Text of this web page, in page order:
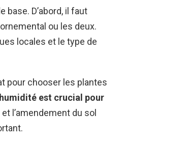
D’abord, il faut
ou les deux.
locales et le type de
pour chooser les plantes
est crucial pour
l’amendement du sol